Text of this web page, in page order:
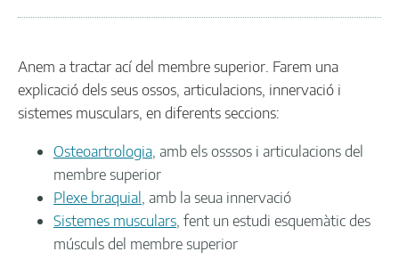
Anem a tractar ací del membre superior. Farem una
explicació dels seus ossos, articulacions, innervació i
sistemes musculars, en diferents seccions:
Osteoartrologia , amb els osssos i articulacions del
membre superior
Plexe braquial , amb la seua innervació
Sistemes musculars , fent un estudi esquemàtic des
músculs del membre superior